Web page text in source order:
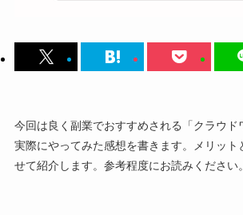
今回は良く副業でおすすめされる「クラウド
実際にやってみた感想を書きます。メリット
せて紹介します。参考程度にお読みください。